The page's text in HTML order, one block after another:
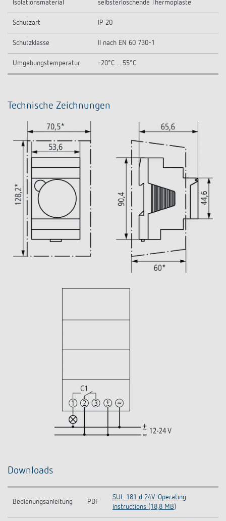
Isolationsmaterial selbsterlöschende Thermoplaste
Schutzart IP 20
Schutzklasse II nach EN 60 730-1
Umgebungstemperatur -20°C ... 55°C
Technische Zeichnungen
Downloads
Bedienungsanleitung PDF
SUL 181 d 24V-Operating
instructions (18,8 MB)